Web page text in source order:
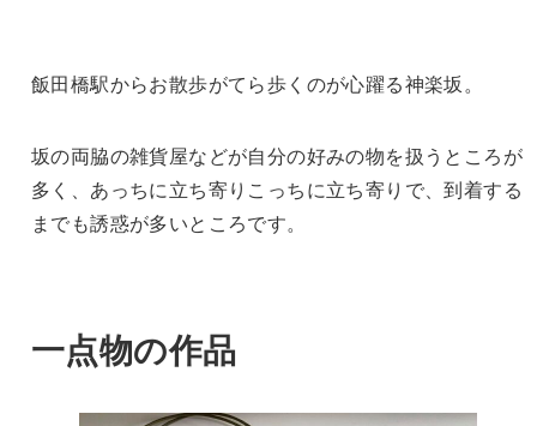
飯田橋駅からお散歩がてら歩くのが心躍る神楽坂。
坂の両脇の雑貨屋などが自分の好みの物を扱うところが
多く、あっちに立ち寄りこっちに立ち寄りで、到着する
までも誘惑が多いところです。
一点物の作品